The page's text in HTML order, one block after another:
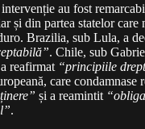
au fost
și din partea statelor care
Brazilia, sub Lula, a
. Chile, sub
reafirmat “principiile
care condamnase
și a reamintit
.